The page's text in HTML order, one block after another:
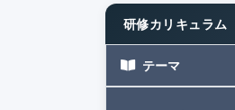
研修カリキュラム
テーマ